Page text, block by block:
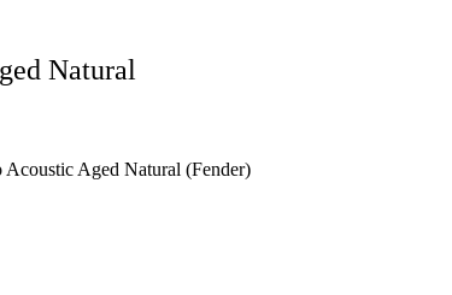
Natural
Aged Natural (Fender)